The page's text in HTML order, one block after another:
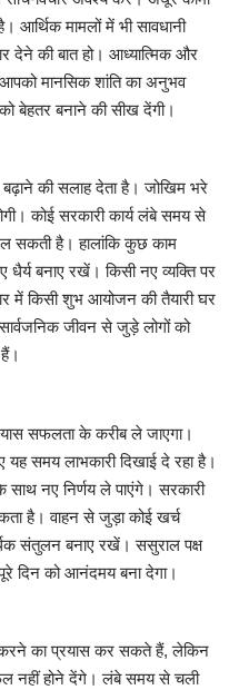
मामलों में भी सावधानी
देने की बात हो। आध्यात्मिक और
आपको मानसिक शांति का अनुभव
बेहतर बनाने की सीख देंगी।
की सलाह देता है। जोखिम भरे
कोई सरकारी कार्य लंबे समय से
सकती है। हालांकि कुछ काम
बनाए रखें। किसी नए व्यक्ति पर
में किसी शुभ आयोजन की तैयारी घर
जीवन से जुड़े लोगों को
सफलता के करीब ले जाएगा।
समय लाभकारी दिखाई दे रहा है।
साथ नए निर्णय ले पाएंगे। सरकारी
है। वाहन से जुड़ा कोई खर्च
संतुलन बनाए रखें। ससुराल पक्ष
दिन को आनंदमय बना देगा।
का प्रयास कर सकते हैं, लेकिन
नहीं होने देंगे। लंबे समय से चली